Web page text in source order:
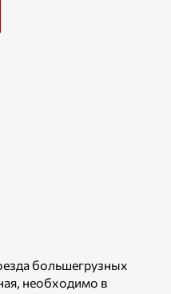
большегрузных
необходимо в